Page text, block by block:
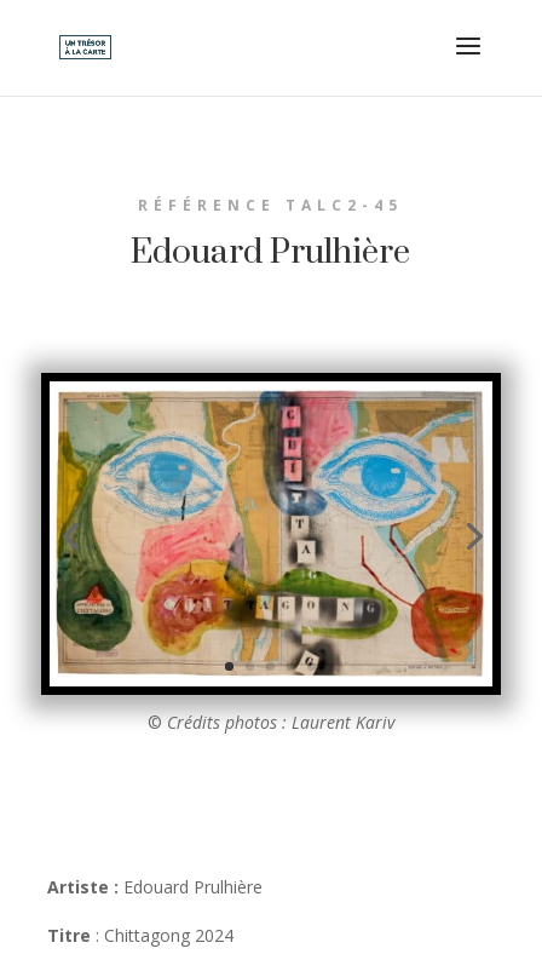
RÉFÉRENCE TALC2-45
Edouard Prulhière
© Crédits photos : Laurent Kariv
Artiste : Edouard Prulhière
Titre : Chittagong 2024